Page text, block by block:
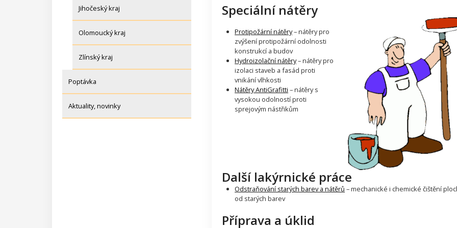
Jihočeský kraj
Olomoucký kraj
Zlínský kraj
Poptávka
Aktuality, novinky
Speciální nátěry
Protipožární nátěry– nátěry pro
zvýšení protipožární odolnosti
konstrukcí a budov
Hydroizolační nátěry– nátěry pro
izolaci staveb a fasád proti
vnikání vlhkosti
Nátěry AntiGrafitti – nátěry s
vysokou odolností proti
sprejovým nástřikům
Další lakýrnické práce
Odstraňování starých barev a nátěrů – mechanické i chemické čištění
od starých barev
Příprava a úklid